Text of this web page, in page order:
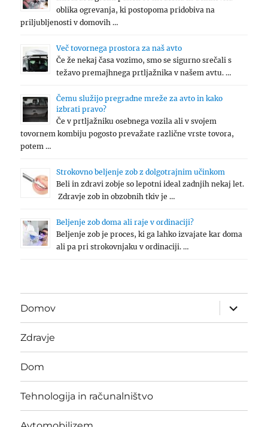
oblika ogrevanja, ki postopoma pridobiva na
priljubljenosti v domovih …
Več tovornega prostora za naš avto
Če že nekaj časa vozimo, smo se sigurno srečali s
težavo premajhnega prtljažnika v našem avtu. …
Čemu služijo pregradne mreže za avto in kako
izbrati pravo?
Če v prtljažniku osebnega vozila ali v svojem
tovornem kombiju pogosto prevažate različne vrste tovora,
potem …
Strokovno beljenje zob z dolgotrajnim učinkom
Beli in zdravi zobje so lepotni ideal zadnjih nekaj let.
Zdravje zob in obzobnih tkiv je …
Beljenje zob doma ali raje v ordinaciji?
Beljenje zob je proces, ki ga lahko izvajate kar doma
ali pa pri strokovnjaku v ordinaciji. …
Domov
expand
child
menu
Zdravje
Dom
Tehnologija in računalništvo